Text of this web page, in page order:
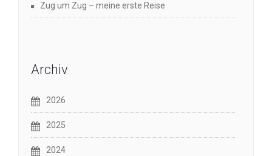
Zug um Zug – meine erste Reise
Archiv
2026
2025
2024